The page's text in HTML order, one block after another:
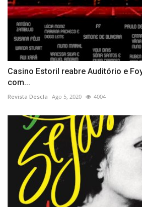
Casino Estoril reabre Auditório e
com...
Revista Descla Ago 5, 2020 4004